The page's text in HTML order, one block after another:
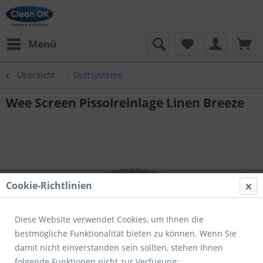
Menü
Übersicht Duftsysteme
Wee Screen Pissoireinlage Linen Breeze
Cookie-Richtlinien
Diese Website verwendet Cookies, um Ihnen die
bestmögliche Funktionalität bieten zu können. Wenn Sie
damit nicht einverstanden sein sollten, stehen Ihnen